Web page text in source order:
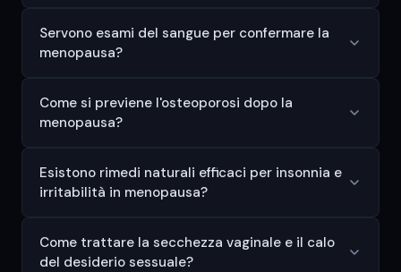
Servono esami del sangue per confermare la
menopausa?
Come si previene l'osteoporosi dopo la
menopausa?
Esistono rimedi naturali efficaci per insonnia e
irritabilità in menopausa?
Come trattare la secchezza vaginale e il calo
del desiderio sessuale?